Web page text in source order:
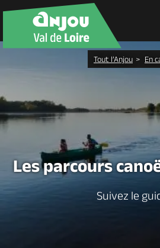
À voir, à faire
Agenda
Tout l’Anjou En
Les parcours
Suivez le